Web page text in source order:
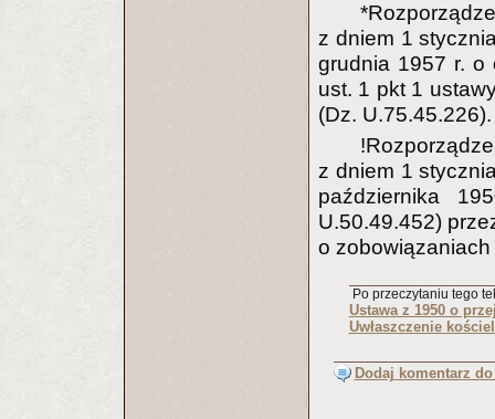
z dniem 1
grudnia 1957 r. o
ust. 1 pkt 1
(Dz. U.75.45.226).
z dniem 1
października
U.50.49.452)
o
Po przeczytaniu tego
Ustawa z 1950 o
Uwłaszczenie
Dodaj komentarz